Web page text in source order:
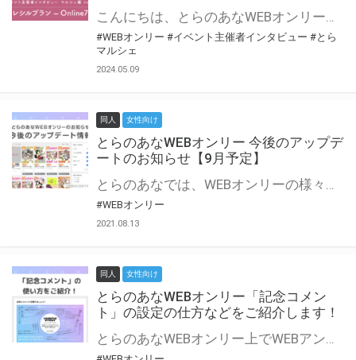
こんにちは、とらのあなWEBオンリー運営スタッフです。 新たにお届けする、イベント主催者インタビュー-マルシェ編-は、 とらのあなWEBオンリー「マルシェ」をご利用した主催様に 「マルシェ」を使って開催した感想や心がけをお聞きする企画です。 今回は、WEBオンリー開催7回目迎えた「マレシルプラン – Online7 –」より、 主催の玉川うた様にお話を伺いました。 ▼マレシルプランのインタビュー前回記事 「イベント主催者インタビュー vol.6」はこちら 協力：玉川うた様（マレシルプラン実行委員会 代表）／イベント公式Twitter（@mallesil_plan） とらのあなWEBオンリー「マルシェ」とは？ WEBオンリーでリアルタイムでコミュニケーションがとれるオンライン会場です。
#WEBオンリー #イベント主催者インタビュー #とら
マルシェ
2024.05.09
同人 女性向け
とらのあなWEBオンリー 今後のアップデ
ートのお知らせ【9月予定】
とらのあなでは、WEBオンリーの様々な支援を実施しています。 今回は2021年9月に実装を予定しているアップデート情報についてご紹介いたします。 とらのあなWEBオンリーサイトはこちら
#WEBオンリー
2021.08.13
同人 女性向け
とらのあなWEBオンリー「記念コメン
ト」の設定の仕方などをご紹介します！
とらのあなWEBオンリー上でWEBアンソロジーが作成できる「記念コメント」について、その使い方や作成手順を解説します！ 支援タイプを「サークル参加型」「サークル参加型・マルシェ(イベント会場)機能付き」でお申し込みいただいている主催者様はぜひご活用ください♪ とらのあなWEBオンリーサイトはこちら